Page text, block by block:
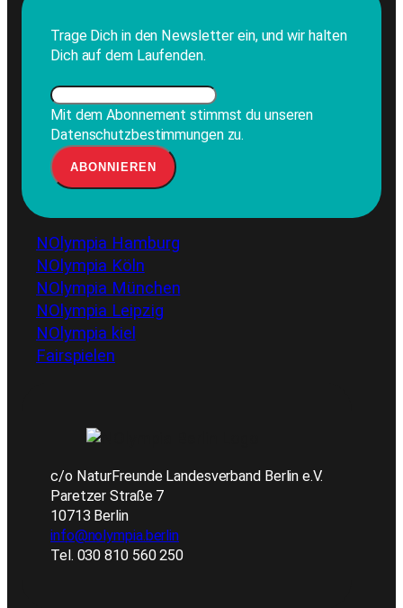
Trage Dich in den Newsletter ein, und wir halten
Dich auf dem Laufenden.
Mit dem Abonnement stimmst du unseren
Datenschutzbestimmungen zu.
NOlympia Hamburg
NOlympia Köln
NOlympia München
NOlympia Leipzig
NOlympia kiel
Fairspielen
c/o NaturFreunde Landesverband Berlin e.V.
Paretzer Straße 7
10713 Berlin
info@nolympia.berlin
Tel. 030 810 560 250